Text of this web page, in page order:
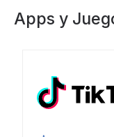
Apps y